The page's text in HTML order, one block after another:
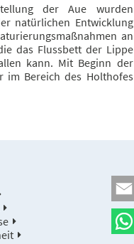
der Aue wurden
natürlichen Entwicklung
an
das Flussbett der Lippe
kann. Mit Beginn der
im Bereich des Holthofes